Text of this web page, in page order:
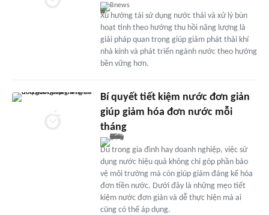
Bnews
Xu hướng tái sử dụng nước thải và xử lý bùn
hoạt tính theo hướng thu hồi năng lượng là
giải pháp quan trọng giúp giảm phát thải khí
nhà kính và phát triển ngành nước theo hướng
bền vững hơn.
Bí quyết tiết kiệm nước đơn giản
giúp giảm hóa đơn nước mỗi
tháng
Dù trong gia đình hay doanh nghiệp, việc sử
dụng nước hiệu quả không chỉ góp phần bảo
vệ môi trường mà còn giúp giảm đáng kể hóa
đơn tiền nước. Dưới đây là những mẹo tiết
kiệm nước đơn giản và dễ thực hiện mà ai
cũng có thể áp dụng.